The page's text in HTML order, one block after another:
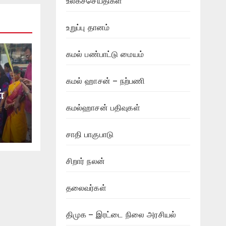
!
உறுப்பு தானம்
கமல் பண்பாட்டு மையம்
கமல் ஹாசன் – நற்பணி
கமல்ஹாசன் பதிவுகள்
சாதி பாகுபாடு
சிறார் நலன்
தலைவர்கள்
திமுக – இரட்டை நிலை அரசியல்